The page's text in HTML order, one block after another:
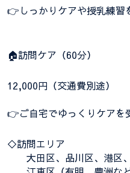
👉しっかりケアや授乳練習
🏠訪問ケア（60分）
12,000円（交通費別途）
👉ご自宅でゆっくりケアを
◇訪問エリア
大田区、品川区、港区、